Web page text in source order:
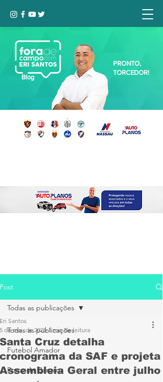
Blog
PRONTO,
TORCEDOR!
Post
Todas as publicações
Futebol Amador
Porto de Caruaru
Todas as publicações
Santa Cruz detalha
cronograma da SAF e projeta
Assembleia Geral entre julho
Eri Santos
5 de mai. de 2025 1 min de leitura